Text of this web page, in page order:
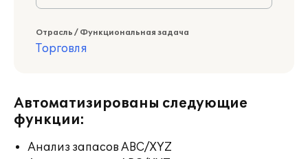
Отрасль / Функциональная задача
Торговля
Автоматизированы следующие
функции:
Анализ запасов ABC/XYZ